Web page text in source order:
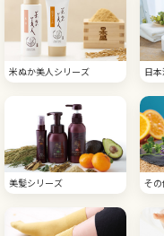
米ぬか美人シリーズ 日
美髪シリーズ そ